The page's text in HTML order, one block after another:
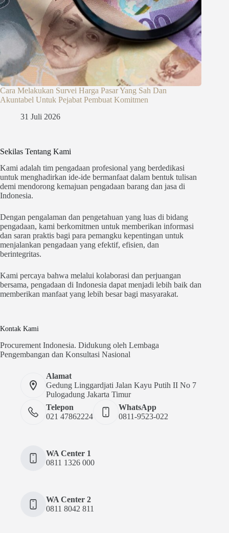
Cara Melakukan Survei Harga Pasar Yang Sah Dan
Akuntabel Untuk Pejabat Pembuat Komitmen
31 Juli 2026
Sekilas Tentang Kami
Kami adalah tim pengadaan profesional yang berdedikasi
untuk menghadirkan ide-ide bermanfaat dalam bentuk tulisan
demi mendorong kemajuan pengadaan barang dan jasa di
Indonesia.
Dengan pengalaman dan pengetahuan yang luas di bidang
pengadaan, kami berkomitmen untuk memberikan informasi
dan saran praktis bagi para pemangku kepentingan untuk
menjalankan pengadaan yang efektif, efisien, dan
berintegritas.
Kami percaya bahwa melalui kolaborasi dan perjuangan
bersama, pengadaan di Indonesia dapat menjadi lebih baik dan
memberikan manfaat yang lebih besar bagi masyarakat.
Kontak Kami
Procurement Indonesia. Didukung oleh Lembaga
Pengembangan dan Konsultasi Nasional
Alamat
Gedung Linggardjati Jalan Kayu Putih II No 7
Pulogadung Jakarta Timur
Telepon
021 47862224
WhatsApp
0811-9523-022
WA Center 1
0811 1326 000
WA Center 2
0811 8042 811